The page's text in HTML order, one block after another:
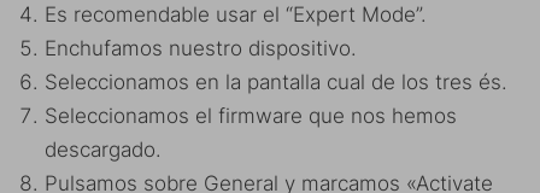
Es recomendable usar el “Expert Mode”.
Enchufamos nuestro dispositivo.
Seleccionamos en la pantalla cual de los tres és.
Seleccionamos el firmware que nos hemos
descargado.
Pulsamos sobre General y marcamos «Activate